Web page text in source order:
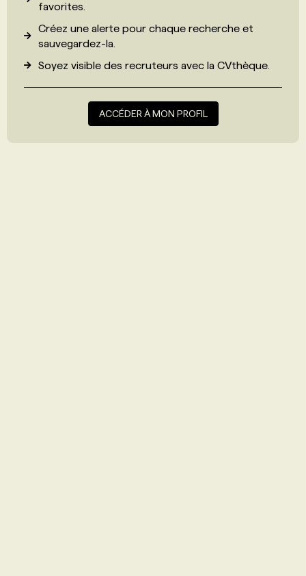
favorites.
Créez une alerte pour chaque recherche et
sauvegardez-la.
Soyez visible des recruteurs avec la CVthèque
ACCÉDER À MON PROFIL